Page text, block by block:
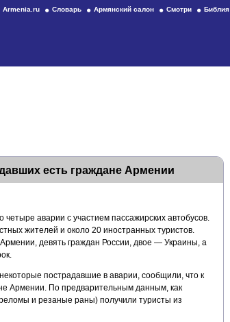
Armenia.ru Словарь Армянский салон Смотри Библия
есть граждане Армении
аварии с участием пассажирских автобусов.
жителей и около 20 иностранных туристов.
девять граждан России, двое — Украины, а
пострадавшие в аварии, сообщили, что к
Армении. По предварительным данным, как
и резаные раны) получили туристы из